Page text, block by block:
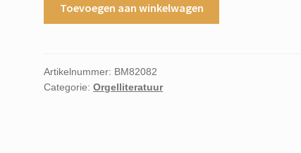
Organ
Edwin
Toevoegen aan winkelwagen
Artikelnummer: BM82082
Categorie:Orgelliteratuur